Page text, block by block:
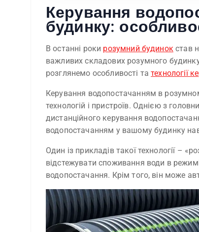
Керування
будинку:
В останні роки розумний будинокстав
важливих складових розумного
розглянемо особливості татехнології
Керування водопостачанням в
технологій і пристроїв. Однією з
дистанційного керування
водопостачанням у вашому будинку
Один із прикладів такої технології –
відстежувати споживання води в
водопостачання. Крім того, він може